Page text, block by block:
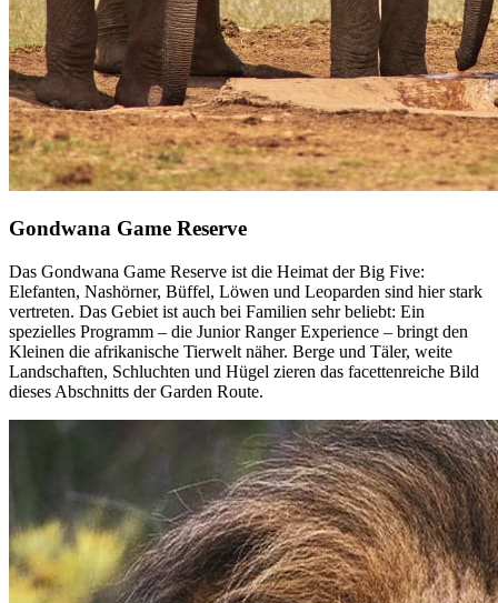
Gondwana Game Reserve
Das Gondwana Game Reserve ist die Heimat der Big Five:
Elefanten, Nashörner, Büffel, Löwen und Leoparden sind hier stark
vertreten. Das Gebiet ist auch bei Familien sehr beliebt: Ein
spezielles Programm – die Junior Ranger Experience – bringt den
Kleinen die afrikanische Tierwelt näher. Berge und Täler, weite
Landschaften, Schluchten und Hügel zieren das facettenreiche Bild
dieses Abschnitts der Garden Route.